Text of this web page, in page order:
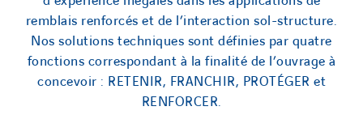
remblais renforcés et de l’interaction sol-structure.
Nos solutions techniques sont définies par quatre
fonctions correspondant à la finalité de l’ouvrage à
concevoir : RETENIR, FRANCHIR, PROTÉGER et
RENFORCER.